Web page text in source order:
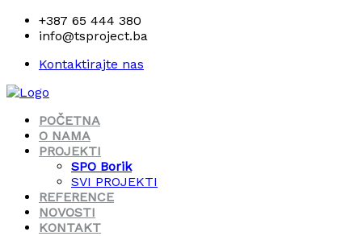
+387 65 444 380
info@tsproject.ba
Kontaktirajte nas
POČETNA
O NAMA
PROJEKTI
SPO Borik
SVI PROJEKTI
REFERENCE
NOVOSTI
KONTAKT